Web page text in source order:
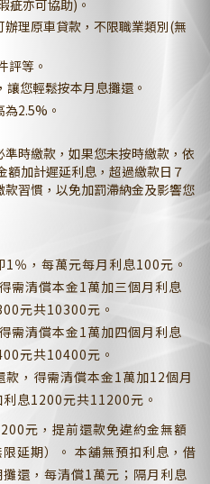
疵亦可協助)。
理原車貸款，不限職業類別(無
評等。
您輕鬆按本月息攤還。
2.5%。
時繳款，如果您未按時繳款，依
額加計遲延利息，超過繳款日７
習慣，以免加罰滯納金及影響您
％，每萬元每月利息100元。
需清償本金1萬加三個月利息
元共10300元。
需清償本金1萬加四個月利息
元共10400元。
，得需清償本金1萬加12個月
息1200元共11200元。
元，提前還款免違約金無額
延期）。 本舖無預扣利息，借
還，每清償1萬元；隔月利息